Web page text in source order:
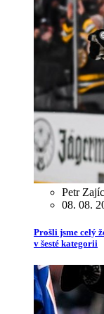
Petr Zajíc
08. 08.
Prošli jsme celý
v šesté kategorii